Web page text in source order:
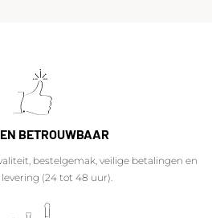
BETROUWBAAR
bestelgemak, veilige betalingen en
(24 tot 48 uur).